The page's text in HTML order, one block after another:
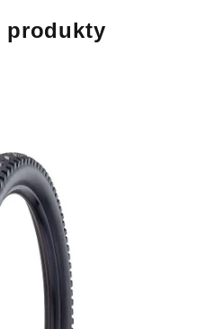
produkty